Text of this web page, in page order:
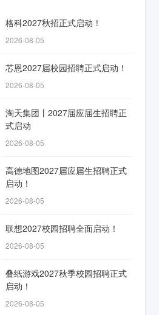
格科2027秋招正式启动！
2026-08-05
芯恩2027届校园招聘正式启动！
2026-08-05
淘天集团丨2027届应届生招聘正
式启动
2026-08-05
高德地图2027届应届生招聘正式
启动！
2026-08-05
联想2027校园招聘全面启动！
2026-08-05
叠纸游戏2027秋季校园招聘正式
启动！
2026-08-05